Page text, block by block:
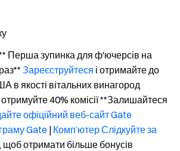
Перша зупинка для ф'ючерсів на
Зареєструйтеся і отримайте до
в якості вітальних винагород
отримуйте 40% комісії **Залишайтеся
офіційний веб-сайт Gate
Gate | Комп’ютерСлідкуйте за
, щоб отримати більше бонусів